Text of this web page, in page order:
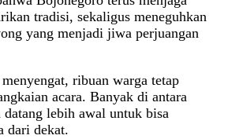
tradisi, sekaligus meneguhkan
yang menjadi jiwa perjuangan
ribuan warga tetap
acara. Banyak di antara
datang lebih awal untuk bisa
dari dekat.